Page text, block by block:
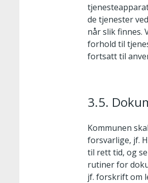
de tjenester
når slik finnes.
forhold til
fortsatt til
3.5.
Kommunen
forsvarlige, jf.
til rett tid, og
rutiner for
jf. forskrift om